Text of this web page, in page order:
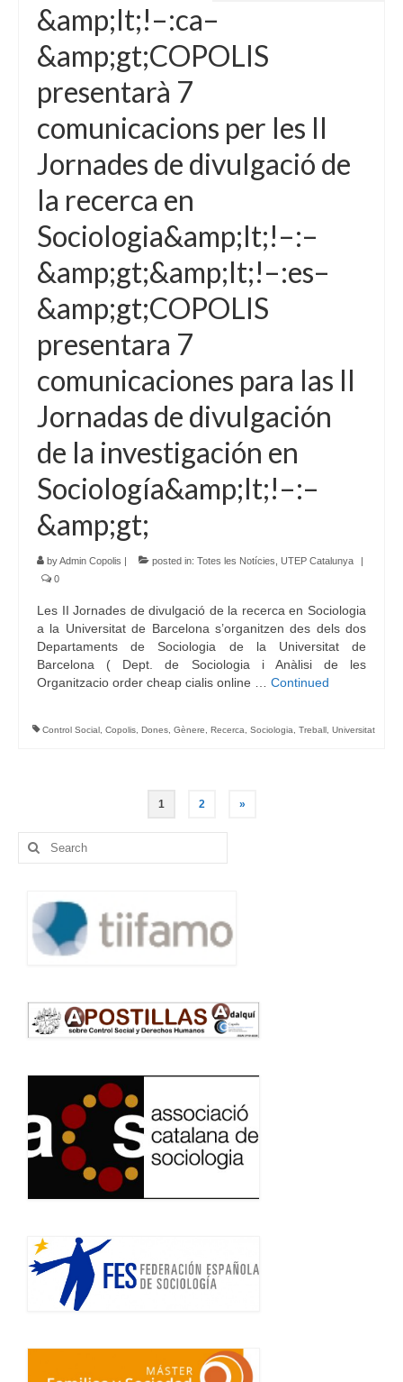
&amp;lt;!–:ca–
&amp;gt;COPOLIS
presentarà 7
comunicacions per les II
Jornades de divulgació de
la recerca en
Sociologia&amp;lt;!–:–
&amp;gt;&amp;lt;!–:es–
&amp;gt;COPOLIS
presentara 7
comunicaciones para las II
Jornadas de divulgación
de la investigación en
Sociología&amp;lt;!–:–
&amp;gt;
byAdmin Copolis | posted in: Totes les Notícies UTEP Catalunya
|
0
Les II Jornades de divulgació de la recerca en Sociologia
a la Universitat de Barcelona s’organitzen des dels dos
Departaments de Sociologia de la Universitat de
Barcelona ( Dept. de Sociologia i Anàlisi de les
Organitzacio order cheap cialis online … Continued
Control Social Copolis Dones Gènere Recerca Sociologia Treball Universitat
d'entrades
1 2 »
Search
for: